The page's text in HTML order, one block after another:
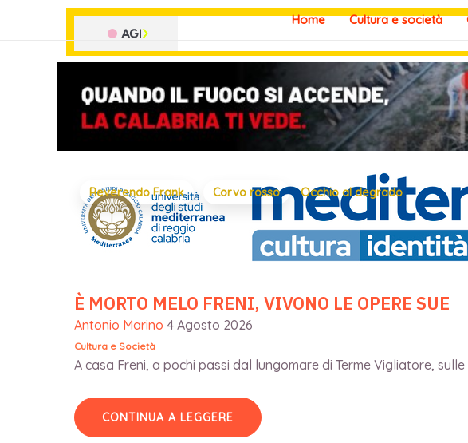
Home Cultura e società
Reverendo Frank Corvo rosso Occhio al degrado
È MORTO MELO FRENI, VIVONO LE OPERE SUE
Antonio Marino 4 Agosto 2026
Cultura e Società
A casa Freni, a pochi passi dal lungomare di Terme Vigliatore,
CONTINUA A LEGGERE